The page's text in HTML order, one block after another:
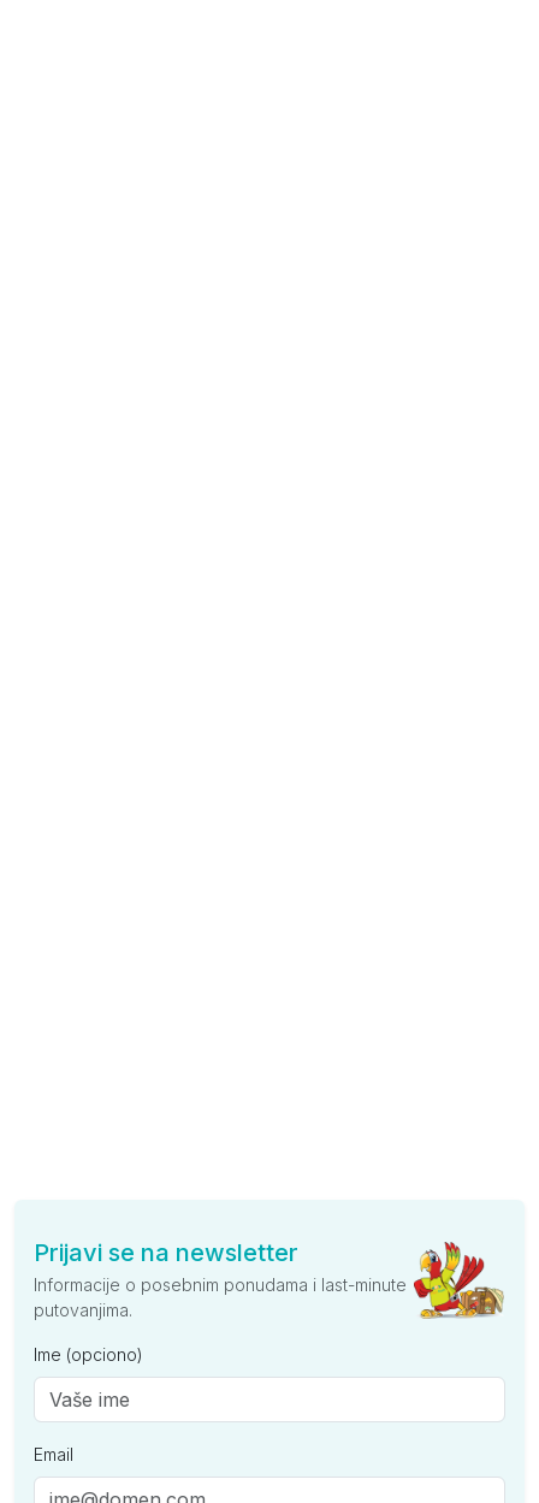
Prijavi se na newsletter
Informacije o posebnim ponudama i last-minute
putovanjima.
Ime (opciono)
Email